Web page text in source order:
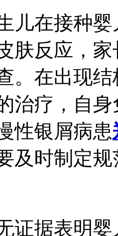
儿在接种
肤反应，
。在出现
治疗，自
性银屑病患
及时制定
证据表明